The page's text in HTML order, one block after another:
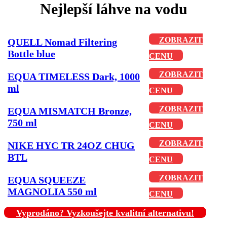
Nejlepší láhve na vodu
QUELL Nomad Filtering
Bottle blue
ZOBRAZIT
CENU
EQUA TIMELESS Dark, 1000
ml
ZOBRAZIT
CENU
EQUA MISMATCH Bronze,
750 ml
ZOBRAZIT
CENU
NIKE HYC TR 24OZ CHUG
BTL
ZOBRAZIT
CENU
EQUA SQUEEZE
MAGNOLIA 550 ml
ZOBRAZIT
CENU
Vyprodáno? Vyzkoušejte kvalitní alternativu!